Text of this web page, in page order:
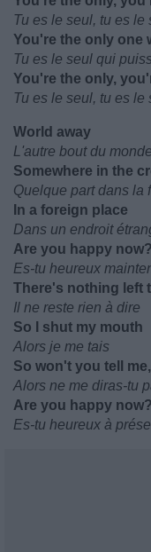
Tu es le seul, tu es le
You're the only one
Tu es le seul qui
You're the only,
Tu es le seul, tu es le
World away
L'autre bout du monde
Somewhere in the
Quelque part dans la
In a foreign place
Dans un endroit
Are you happy now?
Es-tu heureux
There's nothing left
Il ne reste rien à dire
So I shut my mouth
Alors je me tais
So won't you tell
Alors ne me diras-tu
Are you happy now?
Es-tu heureux à